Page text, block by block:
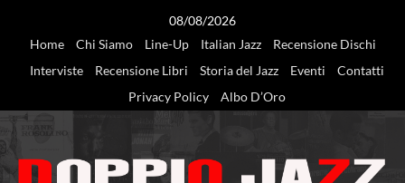
08/08/2026
Home
Chi Siamo Line-Up Italian Jazz
Recensione Dischi
Interviste
Recensione Libri Storia del Jazz Eventi
Contatti
Privacy Policy
Albo D’Oro